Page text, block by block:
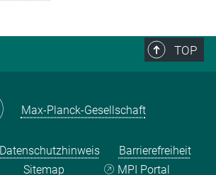
TOP
Max-Planck-Gesellschaft
Datenschutzhinweis
Barrierefreiheit
Sitemap MPI Portal